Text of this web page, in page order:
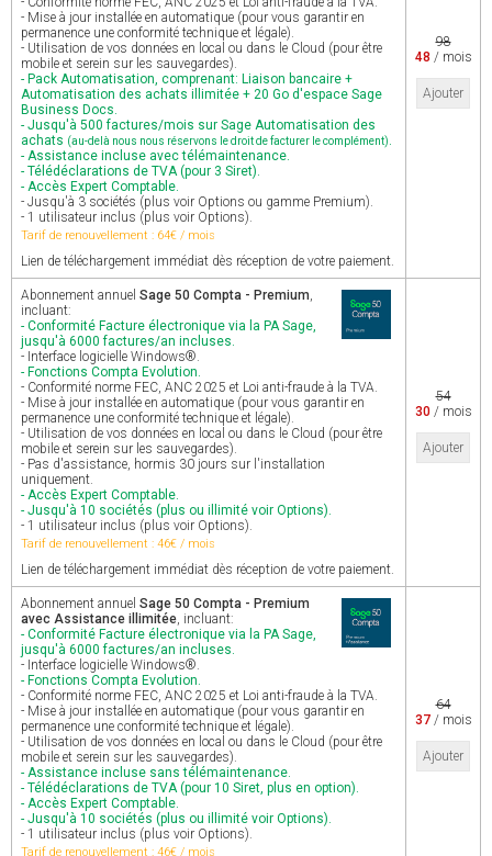
- Mise à jour installée en automatique (pour vous garantir en
permanence une conformité technique et légale).
- Utilisation de vos données en local ou dans le Cloud (pour être
mobile et serein sur les sauvegardes).
- Pack Automatisation, comprenant: Liaison bancaire +
Automatisation des achats illimitée + 20 Go d'espace Sage
Business Docs.
- Jusqu'à 500 factures/mois sur Sage Automatisation des
achats (au-delà nous nous réservons le droit de facturer le complément).
- Assistance incluse avec télémaintenance.
- Télédéclarations de TVA (pour 3 Siret).
- Accès Expert Comptable.
- Jusqu'à 3 sociétés (plus voir Options ou gamme Premium).
- 1 utilisateur inclus (plus voir Options).
Tarif de renouvellement : 64€ / mois
Lien de téléchargement immédiat dès réception de votre paiement.
98
48 / mois
Ajouter
Abonnement annuel Sage 50 Compta - Premium,
incluant:
- Conformité Facture électronique via la PA Sage,
jusqu'à 6000 factures/an incluses.
- Interface logicielle Windows®.
- Fonctions Compta Evolution.
- Conformité norme FEC, ANC 2025 et Loi anti-fraude à la TVA.
- Mise à jour installée en automatique (pour vous garantir en
permanence une conformité technique et légale).
- Utilisation de vos données en local ou dans le Cloud (pour être
mobile et serein sur les sauvegardes).
- Pas d'assistance, hormis 30 jours sur l'installation
uniquement.
- Accès Expert Comptable.
- Jusqu'à 10 sociétés (plus ou illimité voir Options).
- 1 utilisateur inclus (plus voir Options).
Tarif de renouvellement : 46€ / mois
Lien de téléchargement immédiat dès réception de votre paiement.
54
30/ mois
Ajouter
Abonnement annuel Sage 50 Compta - Premium
avec Assistance illimitée, incluant:
- Conformité Facture électronique via la PA Sage,
jusqu'à 6000 factures/an incluses.
- Interface logicielle Windows®.
- Fonctions Compta Evolution.
- Conformité norme FEC, ANC 2025 et Loi anti-fraude à la TVA.
- Mise à jour installée en automatique (pour vous garantir en
permanence une conformité technique et légale).
- Utilisation de vos données en local ou dans le Cloud (pour être
mobile et serein sur les sauvegardes).
- Assistance incluse sans télémaintenance.
- Télédéclarations de TVA (pour 10 Siret, plus en option).
- Accès Expert Comptable.
- Jusqu'à 10 sociétés (plus ou illimité voir Options).
- 1 utilisateur inclus (plus voir Options).
Tarif de renouvellement : 46€ / mois
64
37/ mois
Ajouter